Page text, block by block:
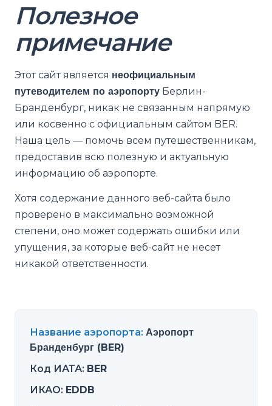
Полезное
примечание
Этот сайт является неофициальным
путеводителем по аэропорту Берлин-
Бранденбург, никак не связанным напрямую
или косвенно с официальным сайтом BER.
Наша цель — помочь всем путешественникам,
предоставив всю полезную и актуальную
информацию об аэропорте.
Хотя содержание данного веб-сайта было
проверено в максимально возможной
степени, оно может содержать ошибки или
упущения, за которые веб-сайт не несет
никакой ответственности.
Название аэропорта: Аэропорт
Бранденбург (BER)
Код ИАТА: BER
ИКАО: EDDB